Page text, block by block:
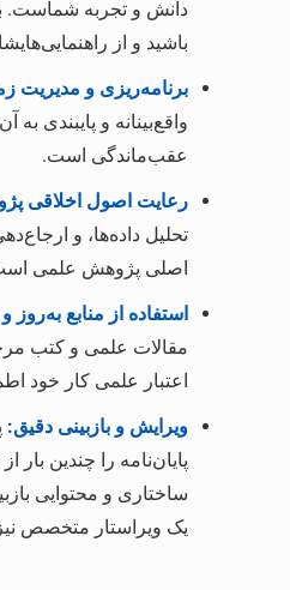
دانش و تجربه شماست.
باشید و از
برنامه‌ریزی و مدیریت
واقع‌بینانه و پایبندی
عقب‌ماندگی است.
رعایت اصول اخلاقی
تحلیل داده‌ها، و
اصلی پژوهش علمی
استفاده از منابع به‌روز
مقالات علمی و کتب
اعتبار علمی کار خود
ویرایش و بازبینی دقیق:
پایان‌نامه را چندین بار
ساختاری و محتوایی
یک ویراستار متخصص